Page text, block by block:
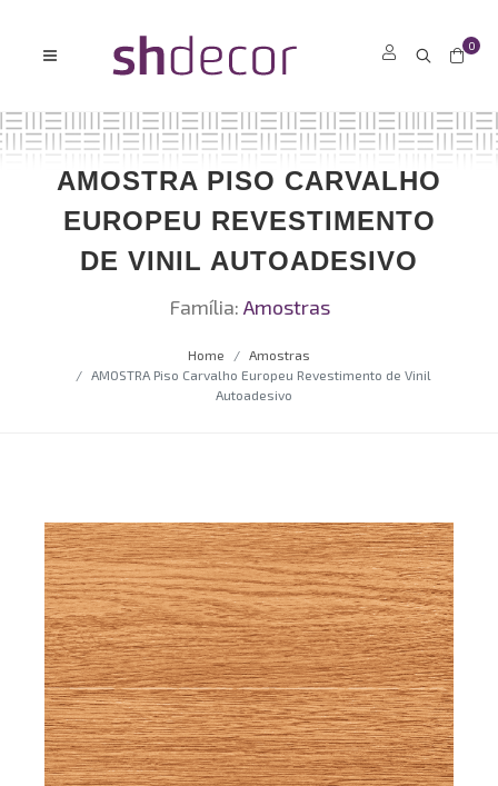
0
AMOSTRA PISO CARVALHO
EUROPEU REVESTIMENTO
DE VINIL AUTOADESIVO
Família: Amostras
Home
Amostras
AMOSTRA Piso Carvalho Europeu Revestimento de Vinil
Autoadesivo